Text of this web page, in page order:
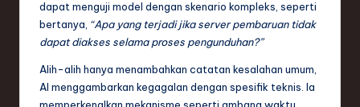
dapat menguji model dengan skenario kompleks, seperti
bertanya, “Apa yang terjadi jika server pembaruan tidak
dapat diakses selama proses pengunduhan?”
Alih-alih hanya menambahkan catatan kesalahan umum,
AI menggambarkan kegagalan dengan spesifik teknis. Ia
memperkenalkan mekanisme seperti ambang waktu